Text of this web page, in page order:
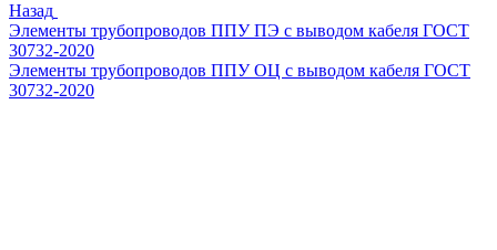
Назад
Элементы трубопроводов ППУ ПЭ с выводом кабеля ГОСТ
30732-2020
Элементы трубопроводов ППУ ОЦ с выводом кабеля ГОСТ
30732-2020